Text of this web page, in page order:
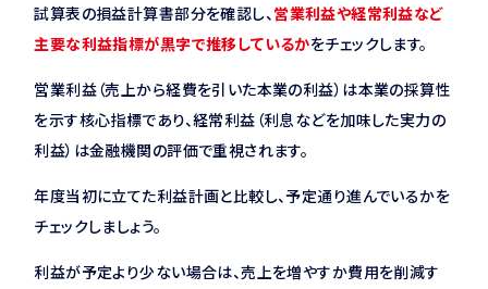
試算表の損益計算書部分を確認し、 営業利益や経常利益など
主要な利益指標が黒字で推移しているかをチェックします。
営業利益（売上から経費を引いた本業の利益）は本業の採算性
を示す核心指標であり、経常利益（利息などを加味した実力の
利益）は金融機関の評価で重視されます。
年度当初に立てた利益計画と比較し、予定通り進んでいるかを
チェックしましょう。
利益が予定より少ない場合は、売上を増やすか費用を削減す